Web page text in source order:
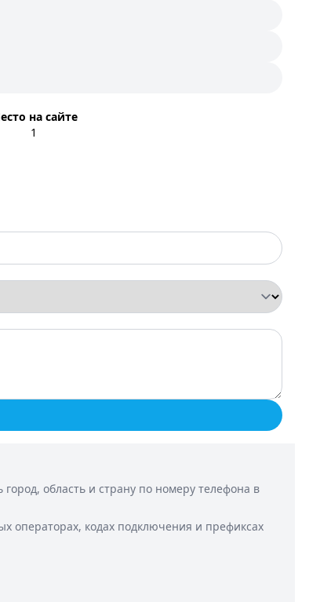
на сайте
1
область и страну по номеру телефона в
операторах, кодах подключения и префиксах